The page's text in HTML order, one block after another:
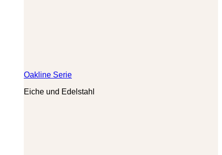
Oakline Serie
Eiche und Edelstahl